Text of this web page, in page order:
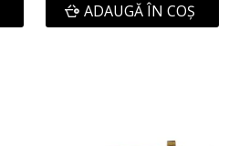
ADAUGĂ ÎN COŞ